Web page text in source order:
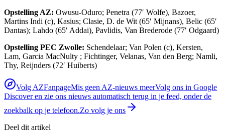
Opstelling AZ: Owusu-Oduro; Penetra (77′ Wolfe), Bazoer,
Martins Indi (c), Kasius; Clasie, D. de Wit (65′ Mijnans), Belic (65′
Dantas); Lahdo (65′ Addai), Pavlidis, Van Brederode (77′ Odgaard)
Opstelling PEC Zwolle: Schendelaar; Van Polen (c), Kersten,
Lam, Garcia MacNulty ; Fichtinger, Velanas, Van den Berg; Namli,
Thy, Reijnders (72′ Huiberts)
Volg AZFanpageMis geen AZ-nieuws meerVolg ons in Google
Discover en zie ons nieuws automatisch terug in je feed, onder de
zoekbalk op je telefoon.Zo volg je ons
Deel dit artikel